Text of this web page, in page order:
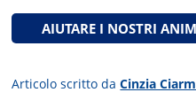
AIUTARE I NOSTRI
Articolo scritto daCinzia